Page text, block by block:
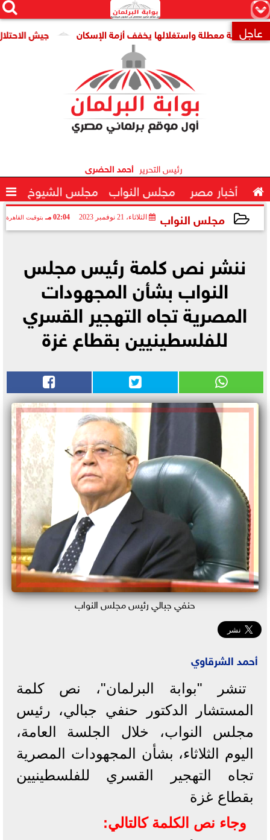
×


 عاجل جيش الاحتلال: مقتل جنديين وإصابة معطلة واستغلالها يخفف أزمة الإسكان
رئيس التحرير أحمد الحضرى
 أخبار مصر مجلس النواب مجلس الشيوخ 
مجلس النواب الثلاثاء، 21 نوفمبر 2023 02:04 مـ بتوقيت القاهرة
ننشر نص كلمة رئيس مجلس
النواب بشأن المجهودات
المصرية تجاه التهجير القسري
للفلسطينيين بقطاع غزة
حنفي جبالي رئيس مجلس النواب
أحمد الشرقاوي
تنشر "بوابة البرلمان"، نص كلمة
المستشار الدكتور حنفي جبالي، رئيس
مجلس النواب، خلال الجلسة العامة،
اليوم الثلاثاء، بشأن المجهودات المصرية
تجاه التهجير القسري للفلسطينيين
بقطاع غزة
وجاء نص الكلمة كالتالي: